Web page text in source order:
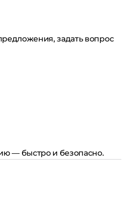
задать вопрос
— быстро и безопасно.